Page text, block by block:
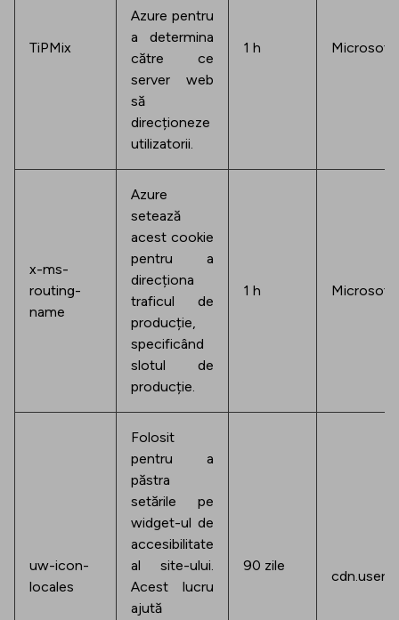
TiPMix
Azure pentru
a determina
către ce
server web
să
direcționeze
utilizatorii.
1 h Microsoft
x-ms-
routing-
name
Azure
setează
acest cookie
pentru a
direcționa
traficul de
producție,
specificând
slotul de
producție.
1 h Microsoft
uw-icon-
locales
Folosit
pentru a
păstra
setările pe
widget-ul de
accesibilitate
al site-ului.
Acest lucru
ajută
90 zile